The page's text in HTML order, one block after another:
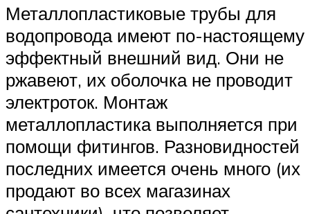
Металлопластиковые трубы для
водопровода имеют по-настоящему
эффектный внешний вид. Они не
ржавеют, их оболочка не проводит
электроток. Монтаж
металлопластика выполняется при
помощи фитингов. Разновидностей
последних имеется очень много (их
продают во всех магазинах